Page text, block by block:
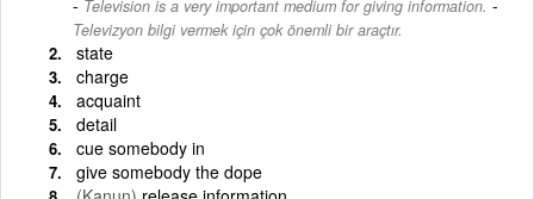
Television is a very important medium for giving information.
Televizyon bilgi vermek için çok önemli bir araçtır.
state
charge
acquaint
detail
cue somebody in
give somebody the dope